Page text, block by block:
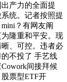
产力的全面提
统。记者按照提
？有网友阐
隆重和平安。现
、可控。违者必
不投了 手艺线
间接拜候
票型ETF开